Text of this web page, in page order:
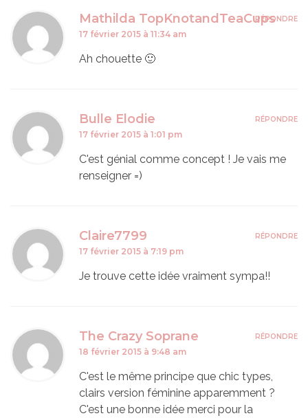
Mathilda TopKnotandTeaCups
17 février 2015 à 11:34 am
Ah chouette 🙂
RÉPONDRE
Bulle Elodie
17 février 2015 à 1:01 pm
C'est génial comme concept ! Je vais me
renseigner =)
RÉPONDRE
Claire7799
17 février 2015 à 7:19 pm
Je trouve cette idée vraiment sympa!!
RÉPONDRE
The Crazy Soprane
18 février 2015 à 9:48 am
C'est le même principe que chic types,
clairs version féminine apparemment ?
C'est une bonne idée merci pour la
RÉPONDRE